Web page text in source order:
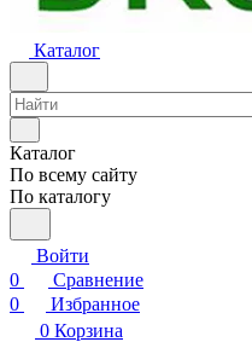
Каталог
Каталог
По всему сайту
По каталогу
Войти
0
Сравнение
0
Избранное
0 Корзина